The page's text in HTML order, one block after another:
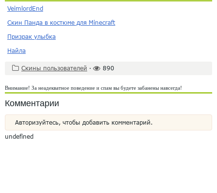
VeimlordEnd
Скин Панда в костюме для Minecraft
Призрак улыбка
Найла
Скины пользователей · 890
Внимание! За неадекватное поведение и спам вы будете забанены навсегда!
Комментарии
Авторизуйтесь, чтобы добавить комментарий.
undefined